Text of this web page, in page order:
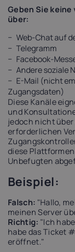
Geben Sie
über:
Web-Chat auf
Telegramm
Facebook-
Andere soziale
E-Mail (nicht
Zugangsdaten)
Diese Kanäle
und
jedoch nicht
erforderlichen
diese
Unbefugten
Beispiel:
Falsch: "Hallo,
meinen Server
Richtig: "Ich
habe das Ticket
eröffnet."